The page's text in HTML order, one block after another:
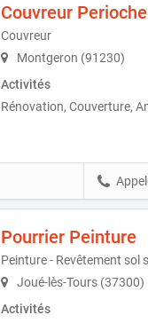
Couvreur Perioche
Couvreur
Montgeron (91230)
Activités
Rénovation, Couverture,
Pourrier Peinture
Peinture - Revêtement sol
Joué-lès-Tours (37300)
Activités